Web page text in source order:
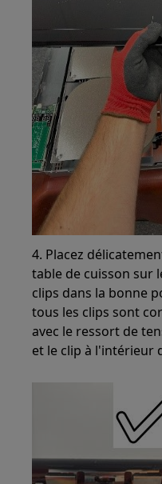
4. Placez
table de cuisson sur
clips dans la bonne
tous les clips sont
avec le ressort de
et le clip à l'intérieur